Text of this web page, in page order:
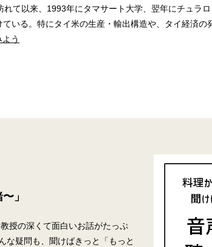
て以来、1993年にタマサート大学、翌年にチュラ
いる。特にタイ米の生産・輸出構造や、タイ経済の
う
」
授の深くて面白いお話がたっぷ
な疑問も、聞けばきっと「もっと